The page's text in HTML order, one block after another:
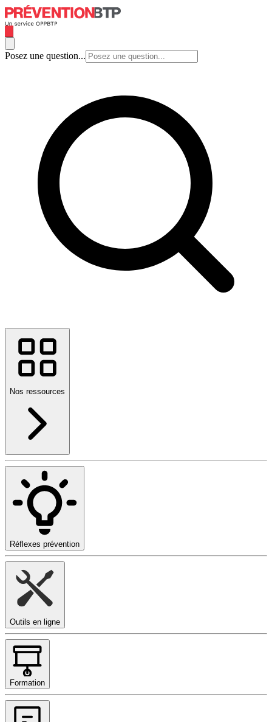
Posez une question...
Nos ressources
Réflexes prévention
Outils en ligne
Formation